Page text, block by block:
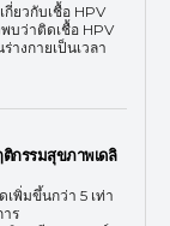
ยวกับเชื้อ HPV
บว่าติดเชื้อ HPV
างกายเป็นเวลา
กรรมสุขภาพเดลิ
เพิ่มขึ้นกว่า 5 เท่า
ร